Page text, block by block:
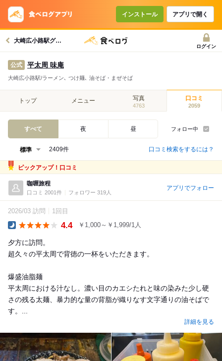
インストール アプリで開く
大崎広小路駅グルメへ
ログイン
公式 平太周 味庵
大崎広小路駅/ラーメン､ つけ麺､ 油そば・まぜそば
トップ メニュー 写真
4763
口コミ
2059
すべて 夜 昼 フォロー中
2409件 口コミ検索をするには？
ピックアップ！口コミ
咖喱旅程
口コミ 2001件 フォロワー 319人
アプリでフォロー
2026/03 訪問 1回目
4.4 ￥1,000～￥1,999/1人
夕方に訪問。
超久々の平太周で背徳の一杯をいただきます。
爆盛油脂麺
平太周における汁なし。濃い目のカエシたれと味の染みた少し硬
さの残る太麺、暴力的な量の背脂が織りなす文字通りの油そばで
す。...
詳細を見る